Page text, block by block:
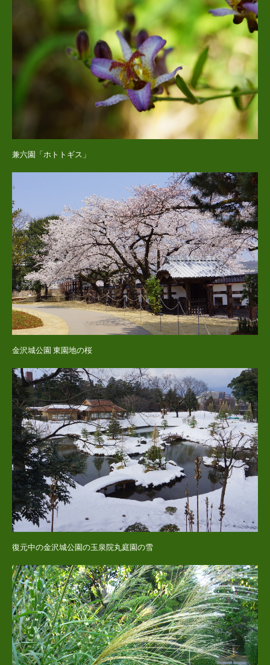
兼六園「ホトトギス」
金沢城公園 東園地の桜
復元中の金沢城公園の玉泉院丸庭園の雪